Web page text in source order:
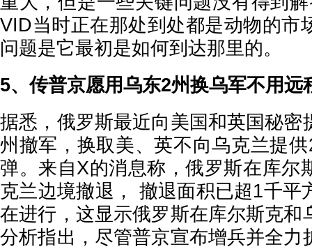
VID当时正在那处到处都是动物的市
问题是它最初是如何到达那里的。
5、传普京愿用乌东2州换乌军不用远
据悉，俄罗斯最近向美国和英国秘密
州撤军，换取美、英不向乌克兰提
弹。来自X的消息称，俄罗斯在库尔
克兰边境撤退， 撤退面积已超1千平
在进行，这显示俄罗斯在库尔斯克和
分析指出，尽管普京宣布增兵并全力